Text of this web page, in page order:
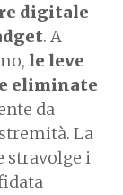
digitale
. A
le leve
eliminate
da
La
stravolge i